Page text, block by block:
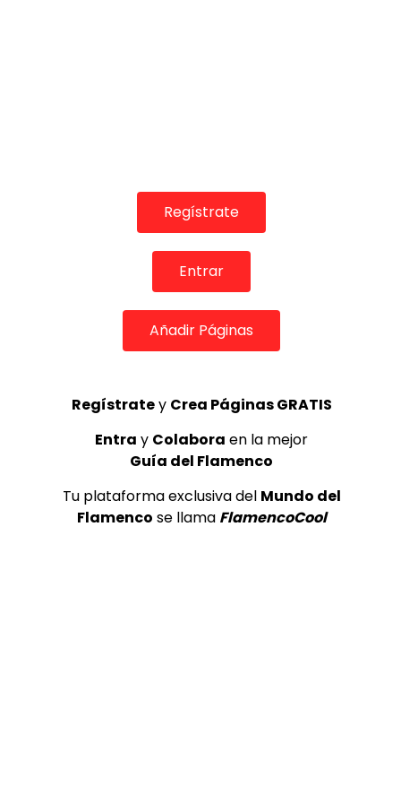
Regístrate
Entrar
Añadir Páginas
Regístratey Crea Páginas GRATIS
Entra y Colabora en la mejor
Guía del Flamenco
Tu plataforma exclusiva del Mundo del
Flamenco se llama FlamencoCool